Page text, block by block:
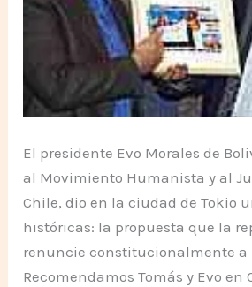
El presidente Evo Morales de
al Movimiento Humanista y al
Chile, dio en la ciudad de Tokio
históricas: la propuesta que la
renuncie constitucionalmente a
Recomendamos Tomás y Evo en